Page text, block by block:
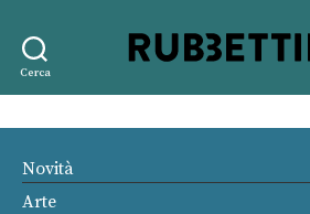
Cerca
editore
Novità
Arte